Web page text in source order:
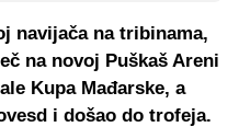
navijača na tribinama,
na novoj Puškaš Areni
Kupa Mađarske, a
i došao do trofeja.